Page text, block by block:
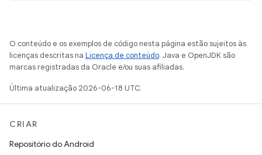
O conteúdo e os exemplos de código nesta página estão sujeitos às
licenças descritas na Licença de conteúdo. Java e OpenJDK são
marcas registradas da Oracle e/ou suas afiliadas.
Última atualização 2026-06-18 UTC.
CRIAR
Repositório do Android